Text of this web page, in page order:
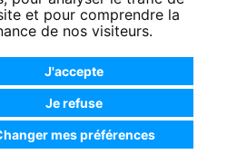
et pour comprendre la
de nos visiteurs.
J'accepte
Je refuse
mes préférences
de la Suisse romande